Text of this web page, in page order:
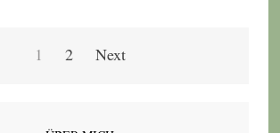
1 2 Next